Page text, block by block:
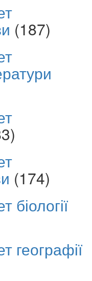
(187)
(174)
біології
географії